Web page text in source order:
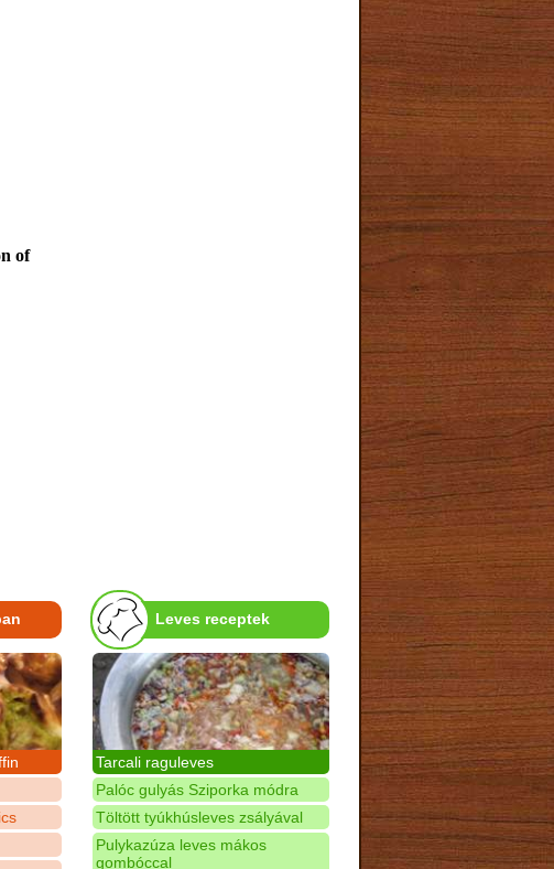
of
Leves receptek
Tarcali raguleves
Palóc gulyás Sziporka módra
Töltött tyúkhúsleves zsályával
Pulykazúza leves mákos
gombóccal